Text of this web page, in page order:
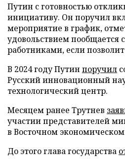
Путин с готовностью
инициативу. Он поручил
мероприятие в график,
удовольствием пообщается
работниками, если
В 2024 году Путин поручил
Русский инновационный
технологический центр.
Месяцем ранее Трутнев
участии представителей
в Восточном
До этого глава государства